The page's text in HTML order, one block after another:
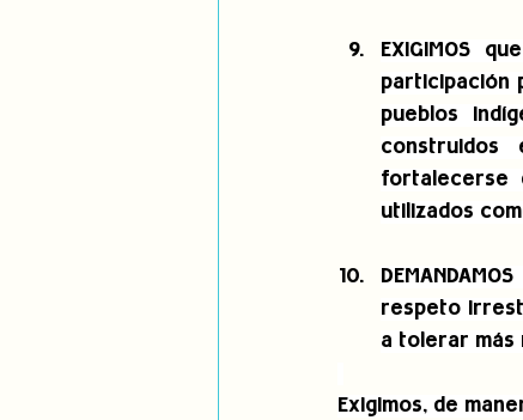
EXIGIMOS
participación
pueblos
fortalecerse
utilizados
respeto
a tolerar
Exigimos, de